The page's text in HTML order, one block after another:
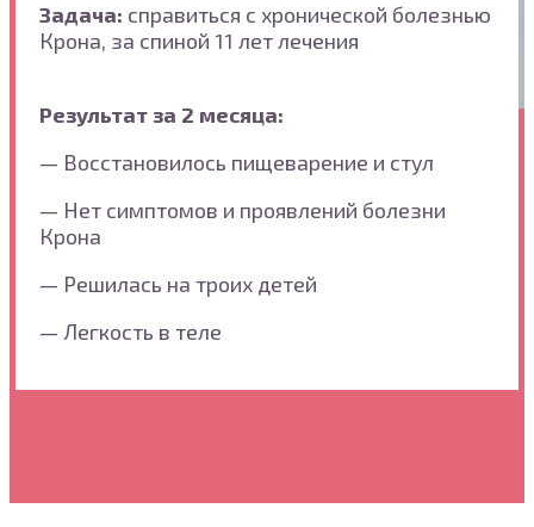
Задача: справиться с хронической болезнью
Крона, за спиной 11 лет лечения
Результат за 2 месяца:
— Восстановилось пищеварение и стул
— Нет симптомов и проявлений болезни
Крона
— Решилась на троих детей
— Легкость в теле